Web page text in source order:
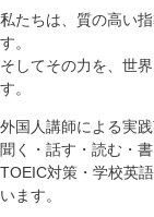
私たちは、質の高い
す。
そしてその力を、世
す。
外国人講師による実
聞く・話す・読む・
TOEIC対策・学校英
います。